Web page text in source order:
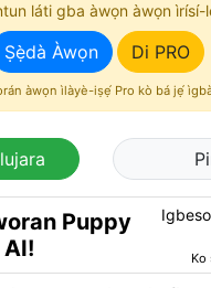
láti gba àwọn àwọn ìrísí-
Ṣẹ̀dà Àwọn Di PRO
àwọn ìlàyè-iṣẹ́ Pro kò bá jẹ́
Puppy
Ko